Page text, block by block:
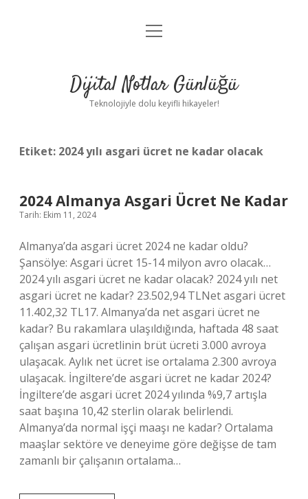
Anasayfa
Yasal Uyarı
menüyü
Dijital Notlar Günlüğü
Teknolojiyle dolu keyifli hikayeler!
Etiket: 2024 yılı asgari ücret ne kadar olacak
2024 Almanya Asgari Ücret Ne Kadar
Tarih: Ekim 11, 2024
Almanya’da asgari ücret 2024 ne kadar oldu?
Şansölye: Asgari ücret 15-14 milyon avro olacak…
2024 yılı asgari ücret ne kadar olacak? 2024 yılı net
asgari ücret ne kadar? 23.502,94 TLNet asgari ücret
11.402,32 TL17. Almanya’da net asgari ücret ne
kadar? Bu rakamlara ulaşıldığında, haftada 48 saat
çalışan asgari ücretlinin brüt ücreti 3.000 avroya
ulaşacak. Aylık net ücret ise ortalama 2.300 avroya
ulaşacak. İngiltere’de asgari ücret ne kadar 2024?
İngiltere’de asgari ücret 2024 yılında %9,7 artışla
saat başına 10,42 sterlin olarak belirlendi.
Almanya’da normal işçi maaşı ne kadar? Ortalama
maaşlar sektöre ve deneyime göre değişse de tam
zamanlı bir çalışanın ortalama…